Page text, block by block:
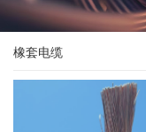
橡套电缆